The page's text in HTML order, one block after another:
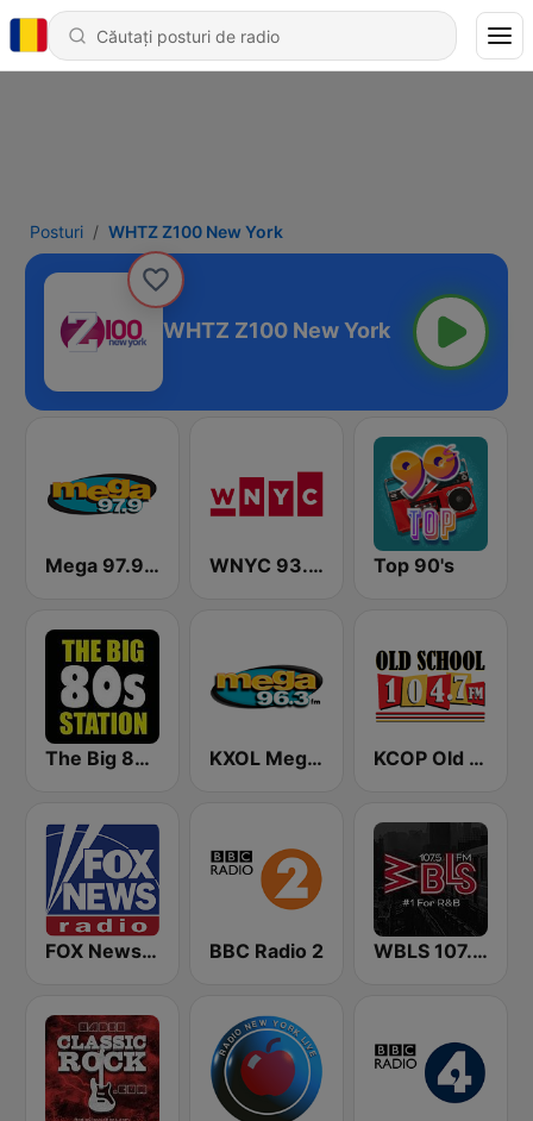
Posturi WHTZ Z100 New York
WHTZ Z100 New York
Mega 97.9 FM WNYC 93.9 FM Top 90's
The Big 80s Station KXOL Mega 96.3 FM KCOP Old School 104.7 FM
FOX News Radio BBC Radio 2 WBLS 107.5 FM (US Only)